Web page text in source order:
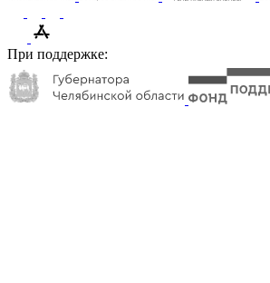
При поддержке: